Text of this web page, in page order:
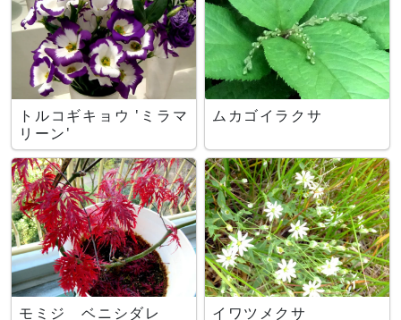
トルコギキョウ 'ミラマ
リーン'
ムカゴイラクサ
モミジ ベニシダレ イワツメクサ